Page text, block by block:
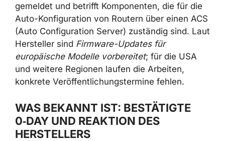
gemeldet und betrifft Komponenten, die für die
Auto-Konfiguration von Routern über einen ACS
(Auto Configuration Server) zuständig sind. Laut
Hersteller sind Firmware-Updates für
europäische Modelle vorbereitet; für die USA
und weitere Regionen laufen die Arbeiten,
konkrete Veröffentlichungstermine fehlen.
WAS BEKANNT IST: BESTÄTIGTE
0‑DAY UND REAKTION DES
HERSTELLERS